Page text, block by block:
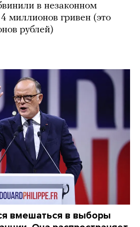
в незаконном
миллионов гривен (это
рублей)
вмешаться в выборы